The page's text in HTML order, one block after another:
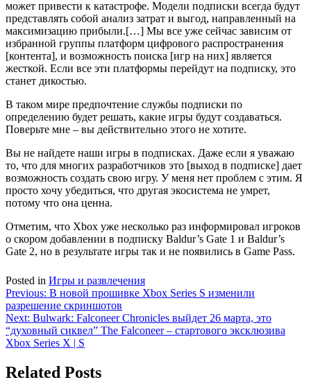
может привести к катастрофе. Модели подписки всегда будут
представлять собой анализ затрат и выгод, направленный на
максимизацию прибыли.[…] Мы все уже сейчас зависим от
избранной группы платформ цифрового распространения
[контента], и возможность поиска [игр на них] является
жесткой. Если все эти платформы перейдут на подписку, это
станет дикостью.
В таком мире предпочтение службы подписки по
определению будет решать, какие игры будут создаваться.
Поверьте мне – вы действительно этого не хотите.
Вы не найдете наши игры в подписках. Даже если я уважаю
то, что для многих разработчиков это [выход в подписке] дает
возможность создать свою игру. У меня нет проблем с этим. Я
просто хочу убедиться, что другая экосистема не умрет,
потому что она ценна.
Отметим, что Xbox уже несколько раз информировал игроков
о скором добавлении в подписку Baldur’s Gate 1 и Baldur’s
Gate 2, но в результате игры так и не появились в Game Pass.
Posted in Игры и развлечения
Навигация
по
записям
Previous: В новой прошивке Xbox Series S изменили
разрешение скриншотов
Next: Bulwark: Falconeer Chronicles выйдет 26 марта, это
“духовный сиквел” The Falconeer – стартового эксклюзива
Xbox Series X | S
Related Posts